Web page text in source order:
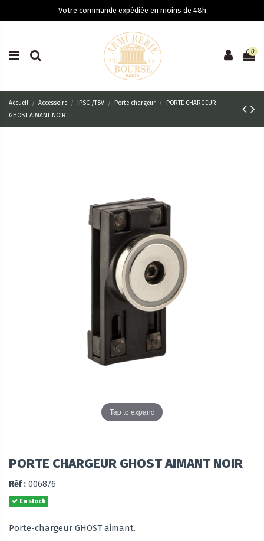
Votre commande expédiée en moins de 48h
0
Accueil Accessoire IPSC /TSV Porte chargeur
PORTE CHARGEUR
GHOST AIMANT NOIR
Tap to expand
PORTE CHARGEUR GHOST AIMANT NOIR
Réf : 006876
En stock
Porte-chargeur GHOST aimant.